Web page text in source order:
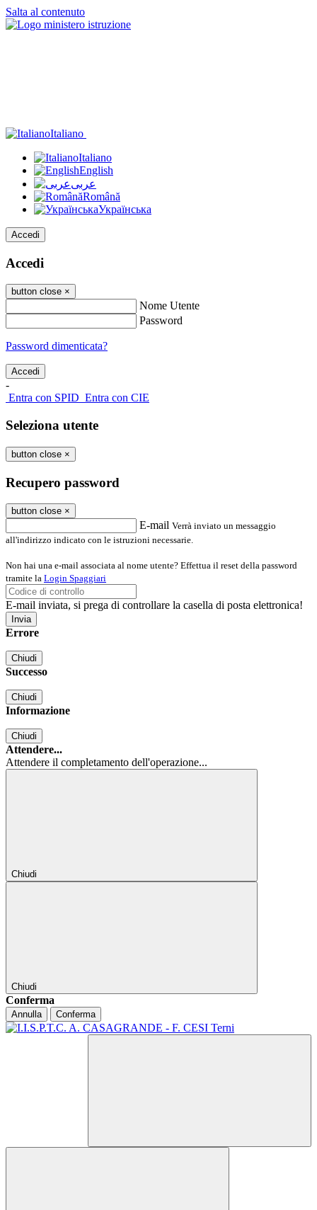
Salta al contenuto
Italiano
Italiano
English
عربى
Română
Українська
Accedi
Accedi
button close ×
Nome Utente
Password
Password dimenticata?
-
Entra con SPID Entra con CIE
Seleziona utente
button close ×
Recupero password
button close ×
E-mail Verrà inviato un messaggio
all'indirizzo indicato con le istruzioni necessarie.
Non hai una e-mail associata al nome utente? Effettua il reset della password
tramite la Login Spaggiari
E-mail inviata, si prega di controllare la casella di posta elettronica!
Errore
Chiudi
Successo
Chiudi
Informazione
Chiudi
Attendere...
Attendere il completamento dell'operazione...
Chiudi
Chiudi
Conferma
Annulla Conferma